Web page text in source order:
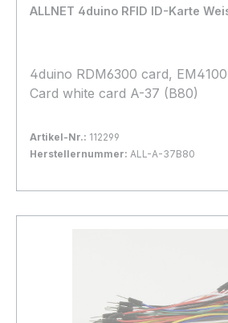
ALLNET 4duino RFID ID-Karte
4duino RDM6300 card,
Card white card A-37 (B80)
Artikel-Nr.: 112299
Herstellernummer: ALL-A-37B80
In den Warenkorb